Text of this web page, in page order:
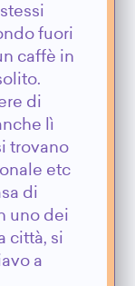
fuori
caffè in
di
lì
trovano
etc
di
uno dei
città, si
a